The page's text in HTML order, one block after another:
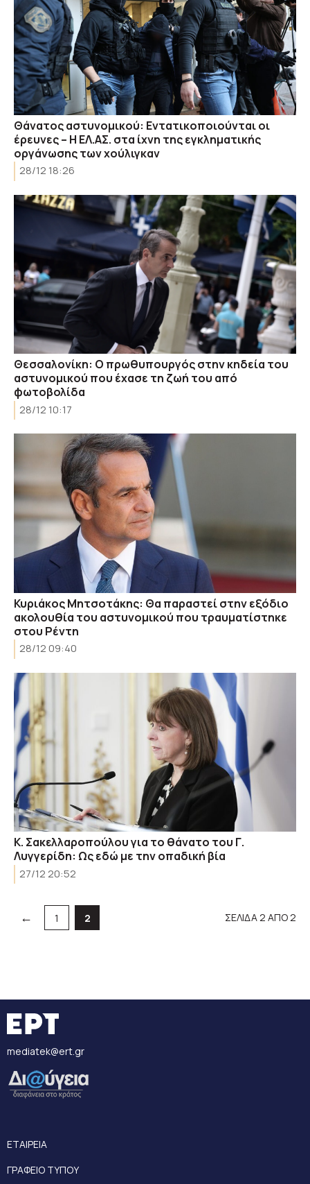
Θάνατος αστυνομικού: Εντατικοποιούνται οι
έρευνες – Η ΕΛ.ΑΣ. στα ίχνη της εγκληματικής
οργάνωσης των χούλιγκαν
28/12 18:26
Θεσσαλονίκη: Ο πρωθυπουργός στην κηδεία του
αστυνομικού που έχασε τη ζωή του από
φωτοβολίδα
28/12 10:17
Κυριάκος Μητσοτάκης: Θα παραστεί στην εξόδιο
ακολουθία του αστυνομικού που τραυματίστηκε
στου Ρέντη
28/12 09:40
Κ. Σακελλαροπούλου για το θάνατο του Γ.
Λυγγερίδη: Ως εδώ με την οπαδική βία
27/12 20:52
← Σελίδα
1 Σελίδα
2 ΣΕΛΙΔΑ 2 ΑΠΟ 2
mediatek@ert.gr
ΕΤΑΙΡΕΙΑ
ΓΡΑΦΕΙΟ ΤΥΠΟΥ